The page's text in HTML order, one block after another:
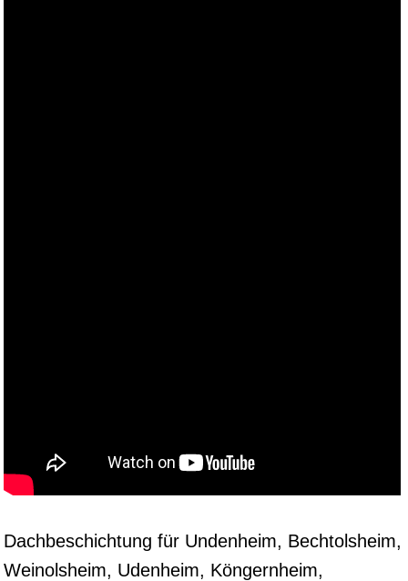
Dachbeschichtung für Undenheim, Bechtolsheim,
Weinolsheim, Udenheim, Köngernheim,